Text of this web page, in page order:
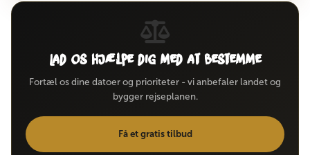
Lad os hjælpe dig med at bestemme
Fortæl os dine datoer og prioriteter - vi anbefaler landet og
bygger rejseplanen.
Få et gratis tilbud